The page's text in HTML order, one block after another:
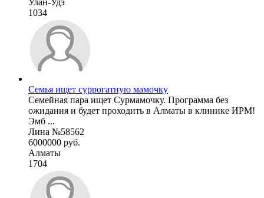
1034
Семья ищет суррогатную мамочку
Семейная пара ищет Сурмамочку. Программа без
ожидания и будет проходить в Алматы в клинике ИРМ!
Эмб ...
Лина №58562
6000000 руб.
Алматы
1704